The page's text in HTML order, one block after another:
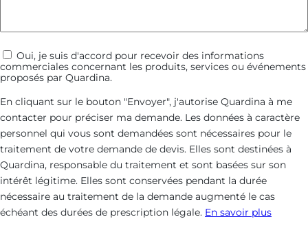
Communications
commerciales
Oui, je suis d'accord pour recevoir des informations
commerciales concernant les produits, services ou événements
proposés par Quardina.
En cliquant sur le bouton "Envoyer", j'autorise Quardina à me
contacter pour préciser ma demande. Les données à caractère
personnel qui vous sont demandées sont nécessaires pour le
traitement de votre demande de devis. Elles sont destinées à
Quardina, responsable du traitement et sont basées sur son
intérêt légitime. Elles sont conservées pendant la durée
nécessaire au traitement de la demande augmenté le cas
échéant des durées de prescription légale. En savoir plus